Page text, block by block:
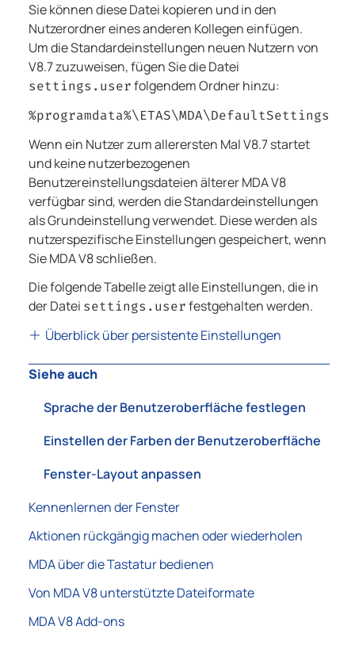
Sie können diese Datei kopieren und in den
Nutzerordner eines anderen Kollegen einfügen.
Um die Standardeinstellungen neuen Nutzern von
V8.7zuzuweisen, fügen Sie die Datei
settings.userfolgendem Ordner hinzu:
%programdata%\ETAS\MDA\DefaultSettings
Wenn ein Nutzer zum allerersten MalV8.7startet
und keine nutzerbezogenen
Benutzereinstellungsdateien ältererMDA V8
verfügbar sind, werden die Standardeinstellungen
als Grundeinstellung verwendet. Diese werden als
nutzerspezifische Einstellungen gespeichert, wenn
SieMDA V8schließen.
Die folgende Tabelle zeigt alle Einstellungen, die in
der Datei settings.userfestgehalten werden.
Überblick über persistente Einstellungen
Siehe auch
Sprache der Benutzeroberfläche festlegen
Einstellen der Farben der Benutzeroberfläche
Fenster-Layout anpassen
Kennenlernen der Fenster
Aktionen rückgängig machen oder wiederholen
MDA über die Tastatur bedienen
Von MDA V8 unterstützte Dateiformate
MDA V8 Add-ons